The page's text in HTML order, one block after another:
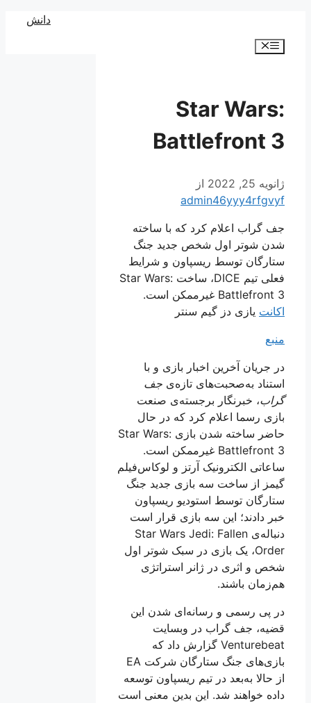
دانش
فهرست
Star Wars:
Battlefront 3
ژانویه 25, 2022
از
admin46yyy4rfgvyf
جف گراب اعلام کرد که با ساخته
شدن شوتر اول شخص جدید جنگ
ستارگان توسط ریسپاون و شرایط
فعلی تیم DICE، ساخت Star Wars:
Battlefront 3 غیرممکن است.
اکانتیازی دز گیم سنتر
منبع
در جریان آخرین اخبار بازی و با
استناد به‌صحبت‌های تازه‌یجف
گراب، خبرنگار برجسته‌ی صنعت
بازی رسما اعلام کرد که در حال
حاضر ساخته شدن بازی Star Wars:
Battlefront 3 غیرممکن است.
ساعاتی الکترونیک آرتز و لوکاس‌فیلم
گیمز از ساخت سه بازی جدید جنگ
ستارگان توسط استودیو ریسپاون
خبر دادند؛ این سه بازی قرار است
دنباله‌ی Star Wars Jedi: Fallen
Order، یک بازی در سبک شوتر اول‌
شخص و اثری در ژانر استراتژی
هم‌زمان باشند.
در پی رسمی و رسانه‌ای شدن این
قضیه، جف گراب در وبسایت
Venturebeat گزارش داد که
بازی‌های جنگ ستارگان شرکت EA
از حالا به‌بعد در تیم ریسپاون توسعه
داده خواهند شد. این بدین معنی است